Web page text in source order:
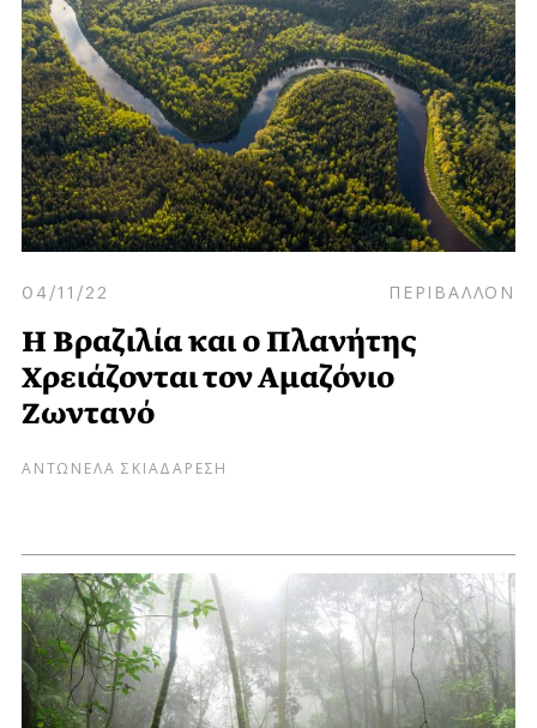
04/11/22 ΠΕΡΙΒΑΛΛΟΝ
Η Βραζιλία και ο Πλανήτης
Χρειάζονται τον Αμαζόνιο
Ζωντανό
ΑΝΤΩΝΕΛΑ ΣΚΙΑΔΑΡΕΣΗ